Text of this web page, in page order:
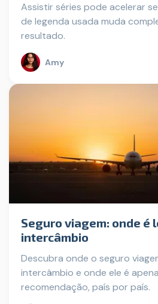
Assistir séries pode acelerar
de legenda usada muda
resultado.
Amy
Seguro viagem: onde é
intercâmbio
Descubra onde o seguro
intercâmbio e onde ele é
recomendação, país por país.